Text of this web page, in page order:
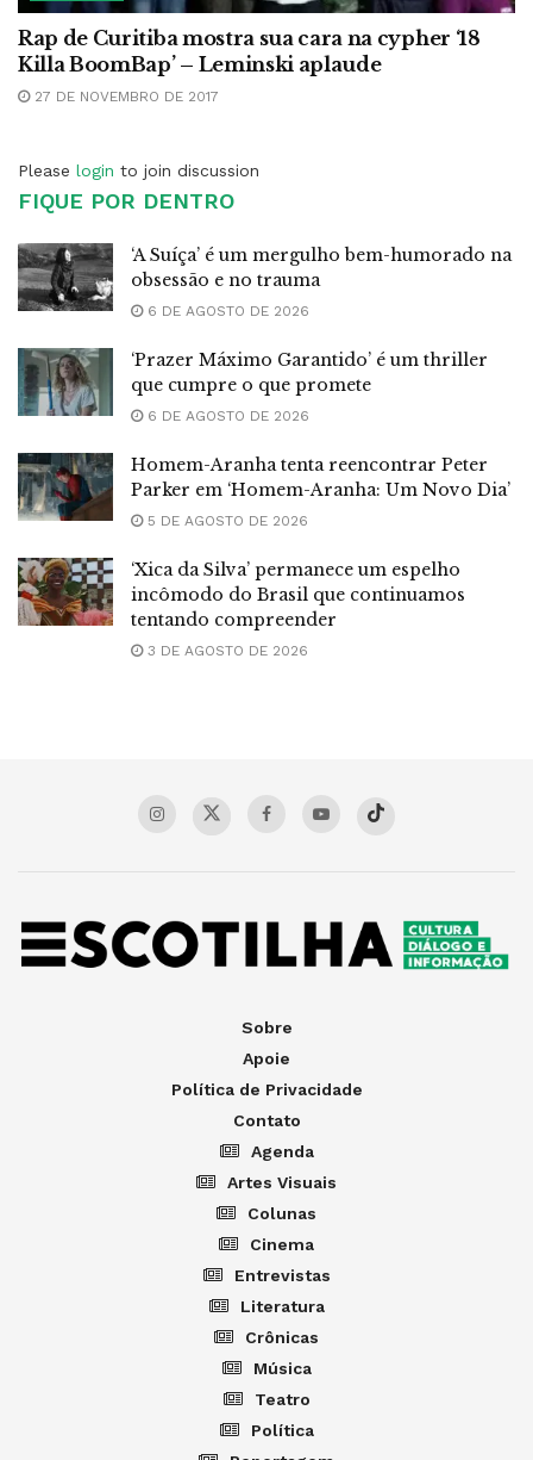
Rap de Curitiba mostra sua cara na cypher ‘18
Killa BoomBap’ – Leminski aplaude
27 DE NOVEMBRO DE 2017
Please login to join discussion
FIQUE POR DENTRO
‘A Suíça’ é um mergulho bem-humorado na
obsessão e no trauma
6 DE AGOSTO DE 2026
‘Prazer Máximo Garantido’ é um thriller
que cumpre o que promete
6 DE AGOSTO DE 2026
Homem-Aranha tenta reencontrar Peter
Parker em ‘Homem-Aranha: Um Novo Dia’
5 DE AGOSTO DE 2026
‘Xica da Silva’ permanece um espelho
incômodo do Brasil que continuamos
tentando compreender
3 DE AGOSTO DE 2026
Sobre
Apoie
Política de Privacidade
Contato
Agenda
Artes Visuais
Colunas
Cinema
Entrevistas
Literatura
Crônicas
Música
Teatro
Política